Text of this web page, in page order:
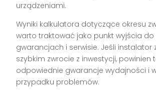
urządzeniami.
Wyniki kalkulatora dotyczące okresu
warto traktować jako punkt wyjścia
gwarancjach i serwisie. Jeśli instalator
szybkim zwrocie z inwestycji, powinien
odpowiednie gwarancje wydajności i
przypadku problemów.